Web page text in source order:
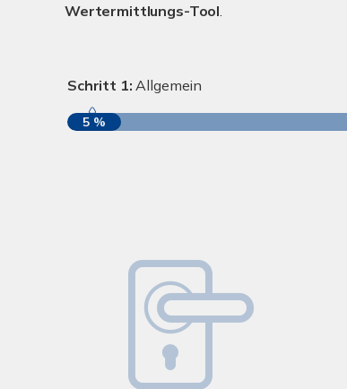
Wertermittlungs-Tool
Schritt 1: Allgemein
5 %